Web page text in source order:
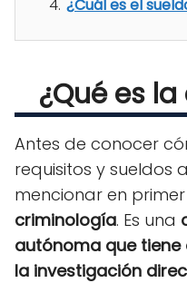
¿Cuál es el
¿Qué es
Antes de conocer
requisitos y sueldos
mencionar en
criminología. Es una
autónoma que
la investigación